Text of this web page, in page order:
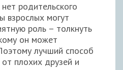
родительского
взрослых могут
роль – толкнуть
он может
лучший способ
плохих друзей и